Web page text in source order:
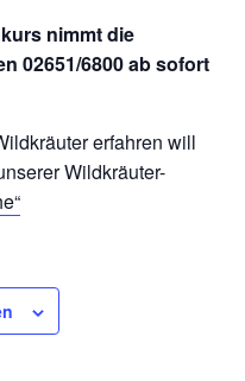
nimmt die
02651/6800 ab sofort
erfahren will
Wildkräuter-